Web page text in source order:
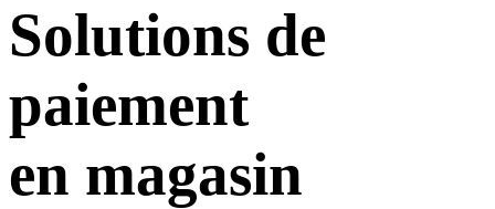
Solutions de
paiement
en magasin